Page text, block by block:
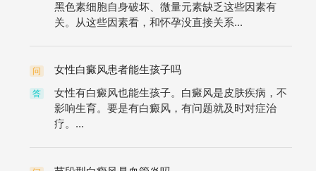
黑色素细胞自身破坏、微量元素缺乏这些因素有
关。从这些因素看，和怀孕没直接关系...
问 女性白癜风患者能生孩子吗
答
女性有白癜风也能生孩子。白癜风是皮肤疾病，不
影响生育。要是有白癜风，有问题就及时对症治
疗。...